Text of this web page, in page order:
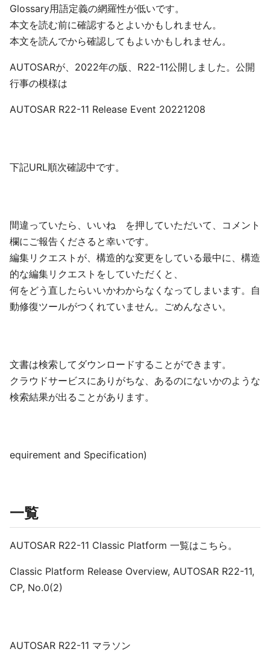
Glossary用語定義の網羅性が低いです。
本文を読む前に確認するとよいかもしれません。
本文を読んでから確認してもよいかもしれません。
AUTOSARが、2022年の版、R22-11公開しました。公開
行事の模様は
AUTOSAR R22-11 Release Event 20221208
下記URL順次確認中です。
間違っていたら、いいね を押していただいて、コメント
欄にご報告くださると幸いです。
編集リクエストが、構造的な変更をしている最中に、構造
的な編集リクエストをしていただくと、
何をどう直したらいいかわからなくなってしまいます。自
動修復ツールがつくれていません。ごめんなさい。
文書は検索してダウンロードすることができます。
クラウドサービスにありがちな、あるのにないかのような
検索結果が出ることがあります。
equirement and Specification)
一覧
AUTOSAR R22-11 Classic Platform 一覧はこちら。
Classic Platform Release Overview, AUTOSAR R22-11,
CP, No.0(2)
AUTOSAR R22-11 マラソン